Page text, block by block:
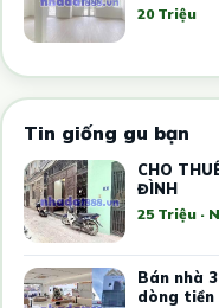
20 Triệu
Tin giống gu bạn
CHO
ĐÌNH
25 Triệu ·
Bán nhà
dòng tiền